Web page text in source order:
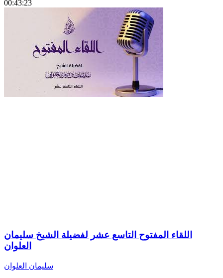
00:43:23
اللقاء المفتوح التاسع عشر لفضيلة الشيخ سليمان
العلوان
سليمان العلوان